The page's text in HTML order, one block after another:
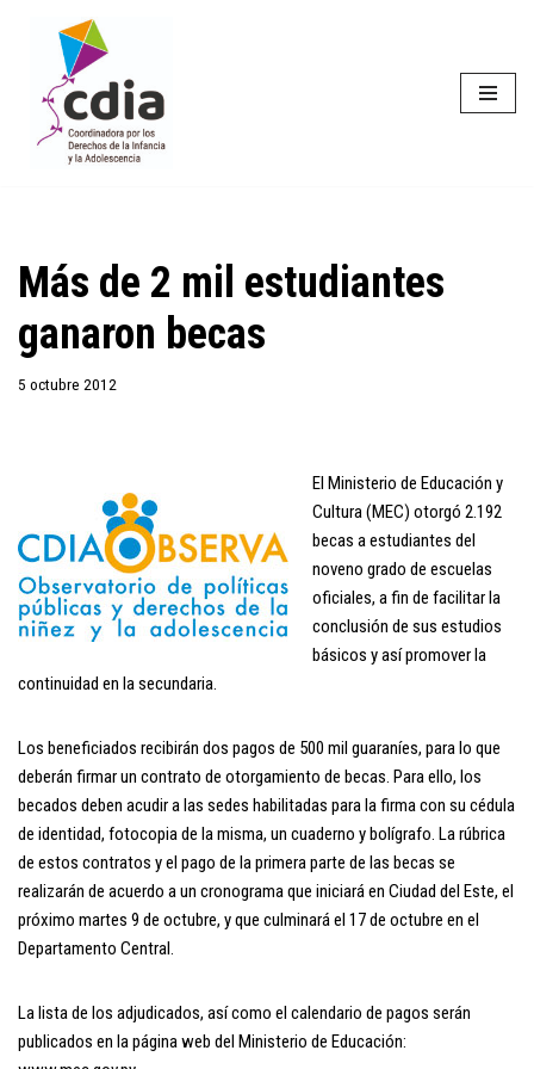
contenido
Más de 2 mil estudiantes
ganaron becas
5 octubre 2012
El Ministerio de Educación y
Cultura (MEC) otorgó 2.192
becas a estudiantes del
noveno grado de escuelas
oficiales, a fin de facilitar la
conclusión de sus estudios
básicos y así promover la
continuidad en la secundaria.
Los beneficiados recibirán dos pagos de 500 mil guaraníes, para lo que
deberán firmar un contrato de otorgamiento de becas. Para ello, los
becados deben acudir a las sedes habilitadas para la firma con su cédula
de identidad, fotocopia de la misma, un cuaderno y bolígrafo. La rúbrica
de estos contratos y el pago de la primera parte de las becas se
realizarán de acuerdo a un cronograma que iniciará en Ciudad del Este, el
próximo martes 9 de octubre, y que culminará el 17 de octubre en el
Departamento Central.
La lista de los adjudicados, así como el calendario de pagos serán
publicados en la página web del Ministerio de Educación: